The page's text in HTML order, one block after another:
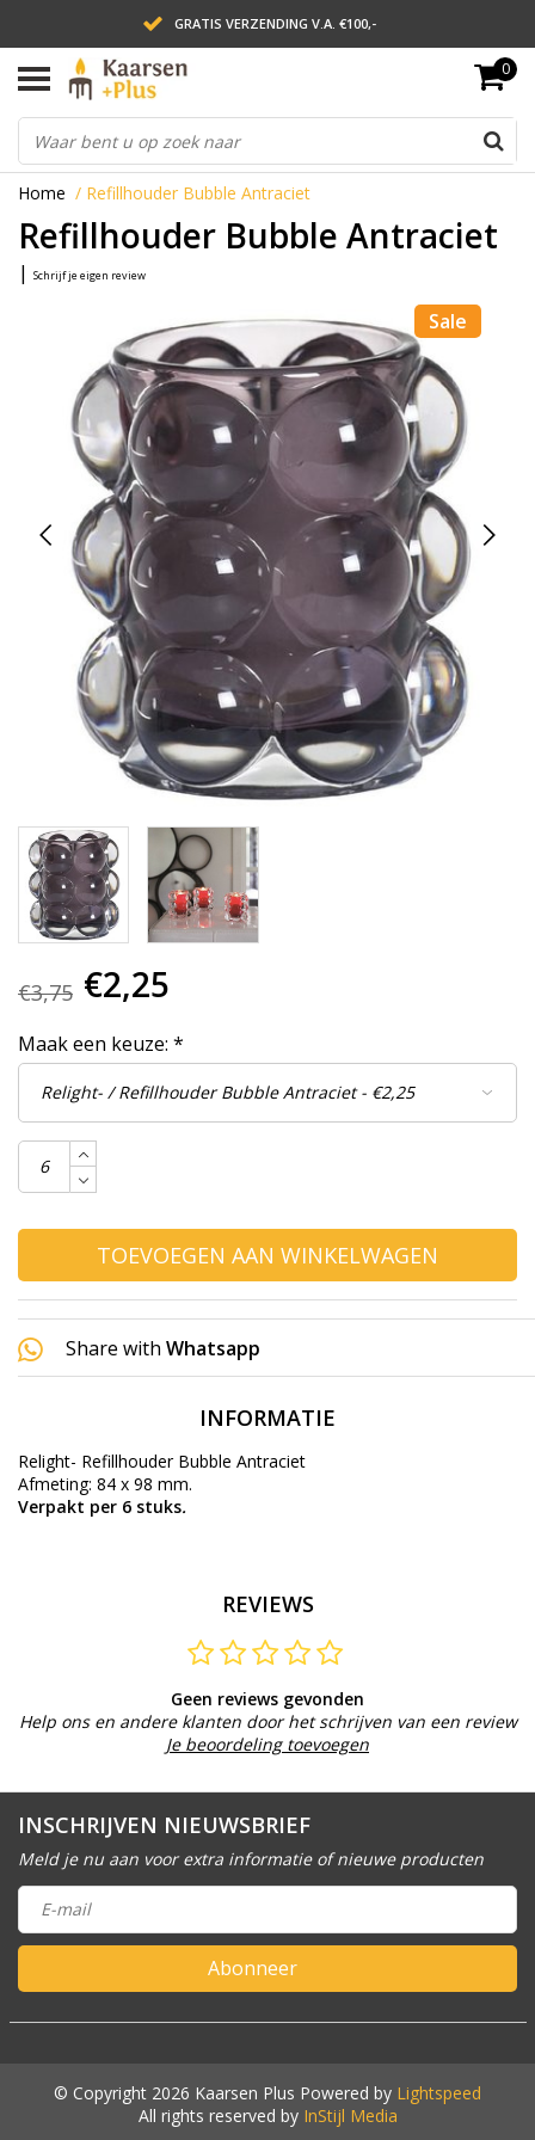
GRATIS VERZENDING V.A. €100,-
LEVERING BINNEN 2 WERKDAGEN
ACHTERAF BETALEN VIA AFTERPAY
0
Home / Refillhouder Bubble Antraciet
Refillhouder Bubble Antraciet
| Schrijf je eigen review
Sale
€3,75 €2,25
Maak een keuze: *
TOEVOEGEN AAN WINKELWAGEN
Share with Whatsapp
INFORMATIE
Relight- Refillhouder Bubble Antraciet
Afmeting: 84 x 98 mm.
Verpakt per 6 stuks.
REVIEWS
Geen reviews gevonden
Help ons en andere klanten door het schrijven van een review
Je beoordeling toevoegen
INSCHRIJVEN NIEUWSBRIEF
Meld je nu aan voor extra informatie of nieuwe producten
Abonneer
© Copyright 2026 Kaarsen Plus Powered by Lightspeed
All rights reserved by InStijl Media